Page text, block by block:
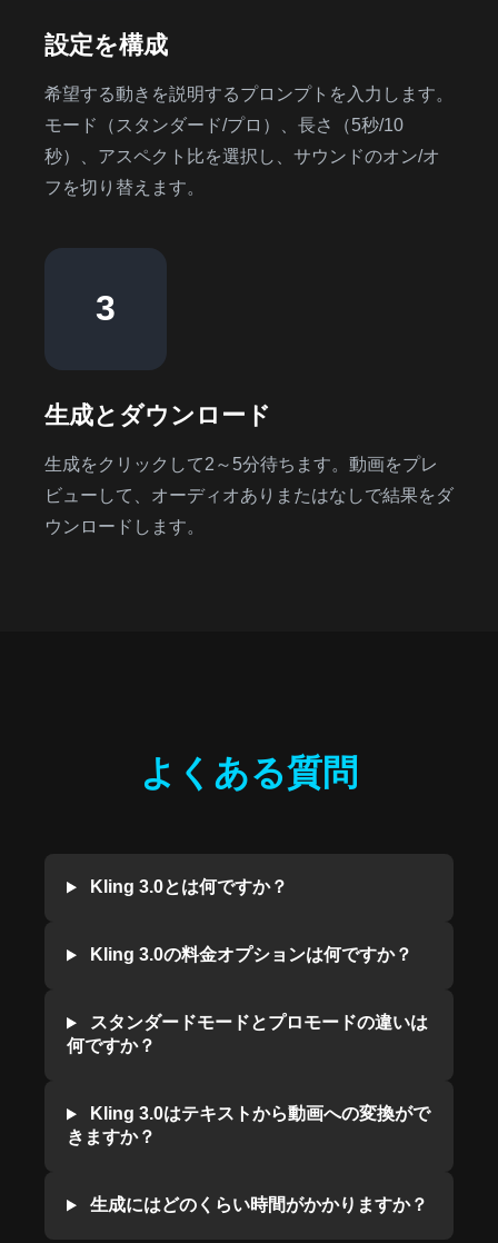
設定を構成
希望する動きを説明するプロンプトを入力します。
モード（スタンダード/プロ）、長さ（5秒/10
秒）、アスペクト比を選択し、サウンドのオン/オ
フを切り替えます。
3
生成とダウンロード
生成をクリックして2～5分待ちます。動画をプレ
ビューして、オーディオありまたはなしで結果をダ
ウンロードします。
よくある質問
Kling 3.0とは何ですか？
Kling 3.0の料金オプションは何ですか？
スタンダードモードとプロモードの違いは
何ですか？
Kling 3.0はテキストから動画への変換がで
きますか？
生成にはどのくらい時間がかかりますか？